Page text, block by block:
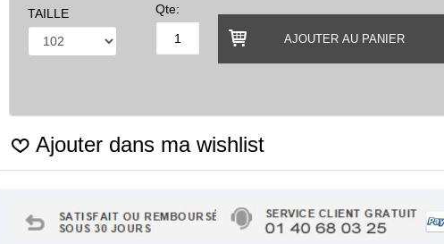
TAILLE Qte:
AJOUTER AU PANIER
Ajouter dans ma wishlist